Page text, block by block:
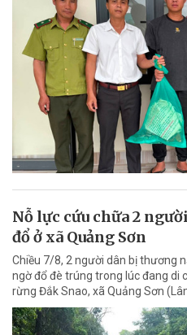
Nỗ lực cứu chữa 2
đổ ở xã Quảng Sơn
Chiều 7/8, 2 người dân bị thương
ngờ đổ đè trúng trong lúc đang di
rừng Đắk Snao, xã Quảng Sơn